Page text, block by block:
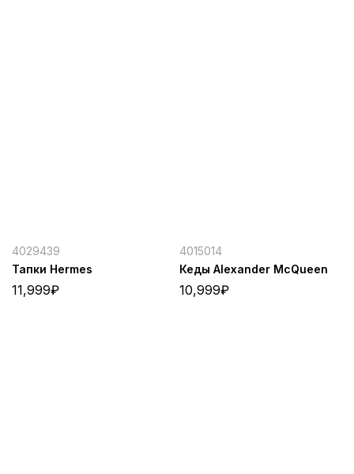
4029439
Тапки Hermes
11,999₽
4015014
Кеды Alexander McQueen
10,999₽